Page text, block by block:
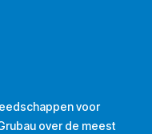
voor
over de meest